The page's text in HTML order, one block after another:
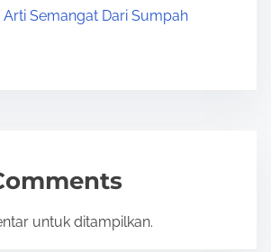
Semangat Dari Sumpah
untuk ditampilkan.